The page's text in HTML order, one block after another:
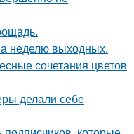
неделю выходных.
сочетания цветов
делали себе